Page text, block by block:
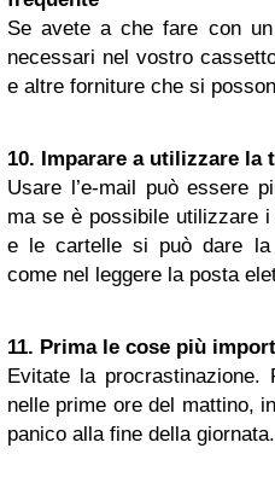
Se avete a che fare con
necessari nel vostro
e altre forniture che si
10. Imparare a utilizzare la
Usare l’e-mail può essere
ma se è possibile utilizzare
e le cartelle si può dare
come nel leggere la posta
11. Prima le cose più
Evitate la
nelle prime ore del mattino,
panico alla fine della giornata.